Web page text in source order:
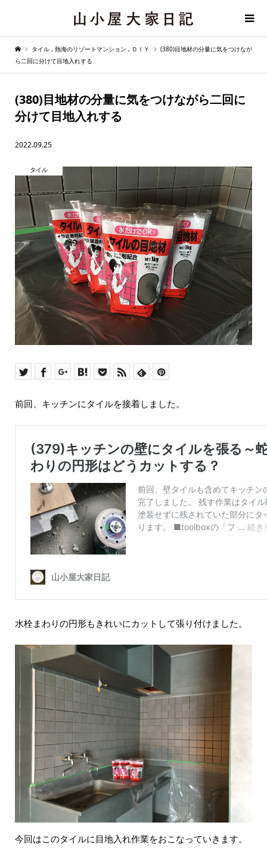
タイル , 熱海のリゾートマンション , ＤＩＹ
(380)目地材の分量に気をつけなが
ら二回に分けて目地入れする
(380)目地材の分量に気をつけながら二回に
分けて目地入れする
2022.09.25
タイル
前回、キッチンにタイルを接着しました。
水栓まわりの円形もきれいにカットして張り付けました。
今回はこのタイルに目地入れ作業をおこなっていきます。